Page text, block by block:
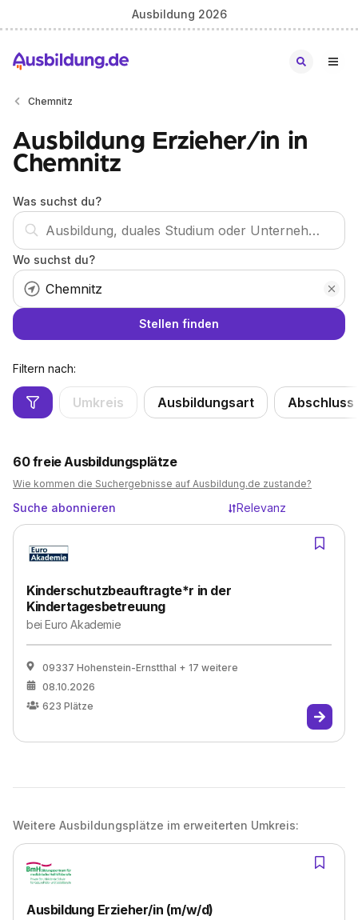
Ausbildung 2026
Chemnitz
Ausbildung Erzieher/in in
Chemnitz
Was suchst du?
Wo suchst du?
Stellen finden
Filtern nach:
Umkreis Ausbildungsart Abschluss
60freie Ausbildungsplätze
Wie kommen die Suchergebnisse auf Ausbildung.de zustande?
Suche abonnieren Relevanz
Kinderschutzbeauftragte*r in der
Kindertagesbetreuung
beiEuro Akademie
09337 Hohenstein-Ernstthal + 17 weitere
08.10.2026
623 Plätze
Weitere Ausbildungsplätze im erweiterten Umkreis:
Ausbildung Erzieher/in (m/w/d)